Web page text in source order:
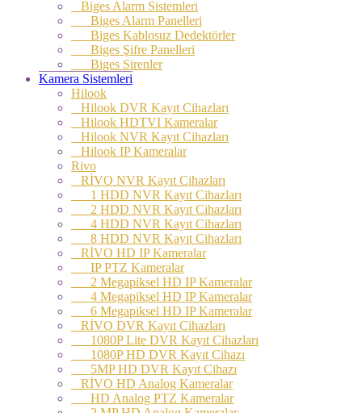
Biges Alarm Sistemleri
Biges Alarm Panelleri
Biges Kablosuz Dedektörler
Biges Şifre Panelleri
Biges Sirenler
Kamera Sistemleri
Hilook
Hilook DVR Kayıt Cihazları
Hilook HDTVI Kameralar
Hilook NVR Kayıt Cihazları
Hilook IP Kameralar
Rivo
RİVO NVR Kayıt Cihazları
1 HDD NVR Kayıt Cihazları
2 HDD NVR Kayıt Cihazları
4 HDD NVR Kayıt Cihazları
8 HDD NVR Kayıt Cihazları
RİVO HD IP Kameralar
IP PTZ Kameralar
2 Megapiksel HD IP Kameralar
4 Megapiksel HD IP Kameralar
6 Megapiksel HD IP Kameralar
RİVO DVR Kayıt Cihazları
1080P Lite DVR Kayıt Cihazları
1080P HD DVR Kayıt Cihazı
5MP HD DVR Kayıt Cihazı
RİVO HD Analog Kameralar
HD Analog PTZ Kameralar